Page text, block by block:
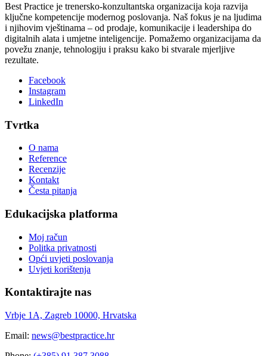
Best Practice je trenersko-konzultantska organizacija koja razvija
ključne kompetencije modernog poslovanja. Naš fokus je na ljudima
i njihovim vještinama – od prodaje, komunikacije i leadershipa do
digitalnih alata i umjetne inteligencije. Pomažemo organizacijama da
povežu znanje, tehnologiju i praksu kako bi stvarale mjerljive
rezultate.
Facebook
Instagram
LinkedIn
Tvrtka
O nama
Reference
Recenzije
Kontakt
Česta pitanja
Edukacijska platforma
Moj račun
Politka privatnosti
Opći uvjeti poslovanja
Uvjeti korištenja
Kontaktirajte nas
Vrbje 1A, Zagreb 10000, Hrvatska
Email: news@bestpractice.hr